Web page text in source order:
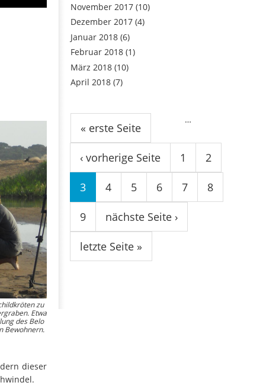
zu
Etwa
des Belo
Bewohnern.
dieser
November 2017 (10)
Dezember 2017 (4)
Januar 2018 (6)
Februar 2018 (1)
März 2018 (10)
April 2018 (7)
Seiten
« erste Seite
‹ vorherige Seite 1 2
3 4 5 6 7 8
9
…
nächste Seite ›
letzte Seite »